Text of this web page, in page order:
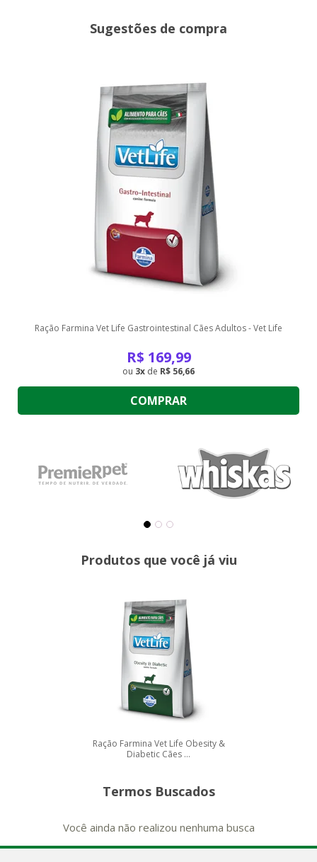
Sugestões de compra
Ração Farmina Vet Life Gastrointestinal Cães Adultos - Vet Life
R$ 169,99
3 de R$ 56,66
COMPRAR
Produtos que você já viu
Ração Farmina Vet Life Obesity &
Diabetic Cães ...
Termos Buscados
Você ainda não realizou nenhuma busca